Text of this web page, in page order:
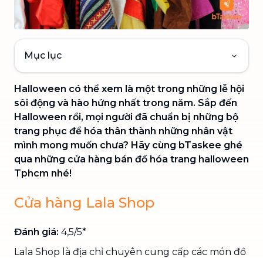
Mục lục
Halloween có thể xem là một trong những lễ hội
sôi động và hào hứng nhất trong năm. Sắp đến
Halloween rồi, mọi người đã chuẩn bị những bộ
trang phục để hóa thân thành những nhân vật
mình mong muốn chưa? Hãy cùng bTaskee ghé
qua những cửa hàng bán đồ hóa trang halloween
Tphcm nhé!
Cửa hàng Lala Shop
Đánh giá: 4,5/5*
Lala Shop là địa chỉ chuyên cung cấp các món đồ